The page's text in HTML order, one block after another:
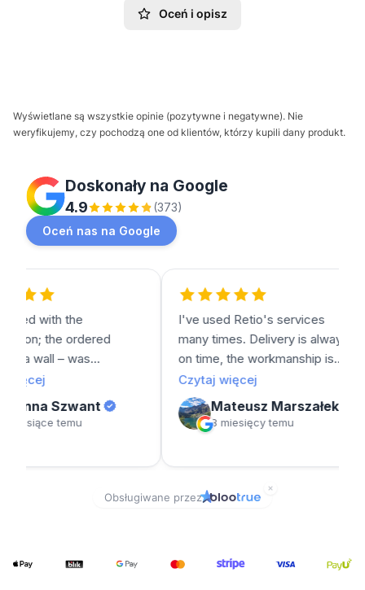
Oceń i opisz
Wyświetlane są wszystkie opinie (pozytywne i negatywne). Nie
weryfikujemy, czy pochodzą one od klientów, którzy kupili dany produkt.